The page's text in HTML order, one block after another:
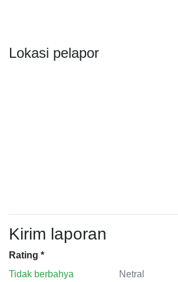
Lokasi pelapor
Kirim laporan
Rating *
Tidak berbahya
Netral